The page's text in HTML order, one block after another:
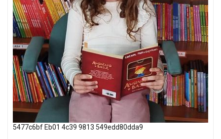
5477c6bf Eb01 4c39 9813 549edd80dda9